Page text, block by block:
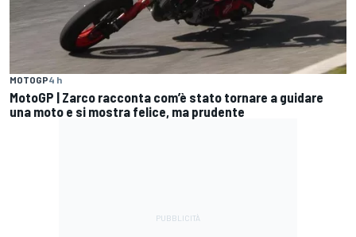
MOTOGP4 h
MotoGP | Zarco racconta com’è stato tornare a guidare
una moto e si mostra felice, ma prudente